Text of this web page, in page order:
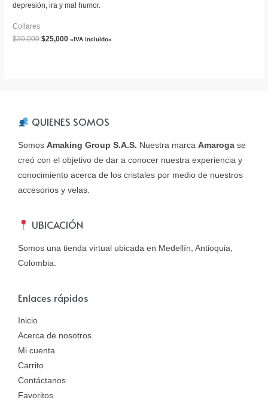
depresión, ira y mal humor.
Collares
$30,000 $25,000 «IVA incluido»
QUIENES SOMOS
Somos Amaking Group S.A.S. Nuestra marca Amaroga se
creó con el objetivo de dar a conocer nuestra experiencia y
conocimiento acerca de los cristales por medio de nuestros
accesorios y velas.
UBICACIÓN
Somos una tienda virtual ubicada en Medellín, Antioquia,
Colombia.
Enlaces rápidos
Inicio
Acerca de nosotros
Mi cuenta
Carrito
Contáctanos
Favoritos